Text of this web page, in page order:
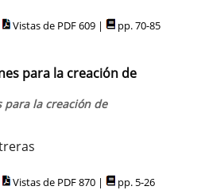
Vistas de PDF 609 | pp. 70-85
para la creación de
para la creación de
Vistas de PDF 870 | pp. 5-26